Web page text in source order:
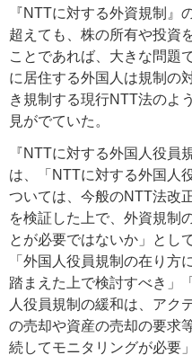
『NTTに対する外資規制』
超えても、株の所有や投資
ことであれば、大きな問題
に居住する外国人は規制の
き規制する現行NTT法のよ
見がでていた。
『NTTに対する外国人役員
は、「NTTに対する外国人
ついては、今般のNTT法改
を検証した上で、外資規制
とが必要ではないか」とし
「外国人役員規制の在り方
踏まえた上で検討すべき」
人役員規制の緩和は、アク
の売却や資産の売却の要求
続してモニタリングが必要